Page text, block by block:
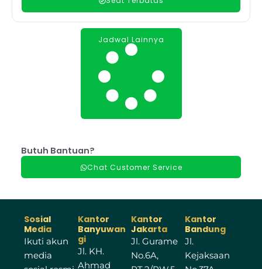
Jadwal Lainnya
Butuh Bantuan?
Chat Customer Service
Sosial
Media
Ikuti akun
media
Kantor
Banyuwan
gi
Jl. KH.
Ahmad
Kantor
Jakarta
Jl. Gurame
No.6A,
Kantor
Bandung
Jl.
Kejaksaan